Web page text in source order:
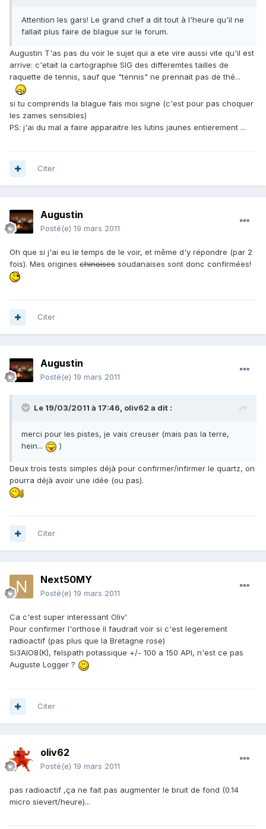
Attention les gars! Le grand chef a dit tout à l'heure qu'il ne
fallait plus faire de blague sur le forum.
Augustin T'as pas du voir le sujet qui a ete vire aussi vite qu'il est
arrive: c'etait la cartographie SIG des differemtes tailles de
raquette de tennis, sauf que "tennis" ne prennait pas de thé...
si tu comprends la blague fais moi signe (c'est pour pas choquer
les zames sensibles)
PS: j'ai du mal a faire apparaitre les lutins jaunes entierement ...
Citer
Augustin
Posté(e) 19 mars 2011
Oh que si j'ai eu le temps de le voir, et même d'y répondre (par 2
fois). Mes origines chinoises soudanaises sont donc confirmées!
Citer
Augustin
Posté(e) 19 mars 2011
Le 19/03/2011 à 17:46, oliv62 a dit :
merci pour les pistes, je vais creuser (mais pas la terre,
hein...
)
Deux trois tests simples déjà pour confirmer/infirmer le quartz, on
pourra déjà avoir une idée (ou pas).
Citer
Next50MY
Posté(e) 19 mars 2011
Ca c'est super interessant Oliv'
Pour confirmer l'orthose il faudrait voir si c'est legerement
radioactif (pas plus que la Bretagne rose)
Si3AlO8(K), felspath potassique +/- 100 a 150 API, n'est ce pas
Auguste Logger ?
Citer
oliv62
Posté(e) 19 mars 2011
pas radioactif ,ça ne fait pas augmenter le bruit de fond (0.14
micro sievert/heure)...